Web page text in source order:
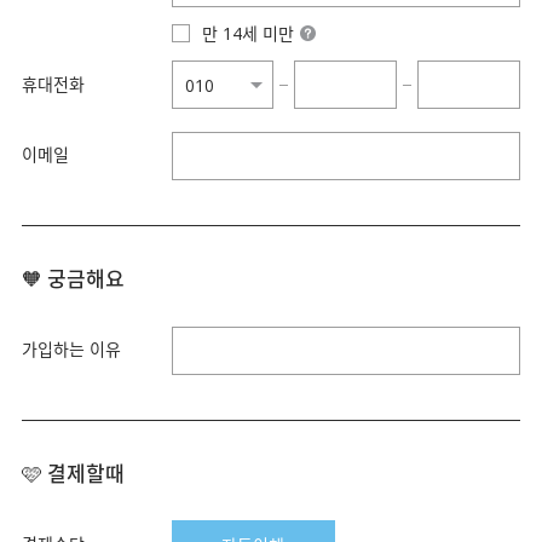
만 14세 미만
휴대전화 − −
이메일
🧡 궁금해요
가입하는 이유
🩷 결제할때